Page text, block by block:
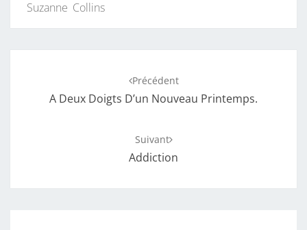
Suzanne Collins
Précédent
A Deux Doigts D’un Nouveau Printemps.
Suivant
Addiction